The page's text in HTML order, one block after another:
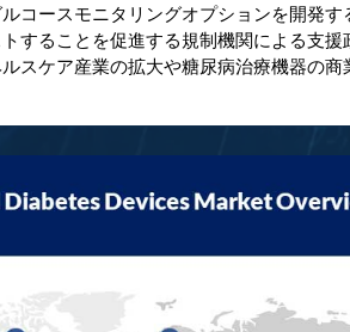
コースモニタリングオプションを開発
することを促進する規制機関による支
スケア産業の拡大や糖尿病治療機器の